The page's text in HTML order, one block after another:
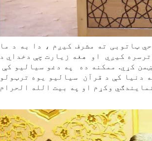
ټاتوبی ته مشرف کیږم ، دا به د ما
کیږي او هغه زیارت چې دخداي د
کړي. ممکنه ده په دغو سیالیو کې
دنیا کې د قرآن سیالیو یوه ترټولو
وکړم او په بیت الله الحرام